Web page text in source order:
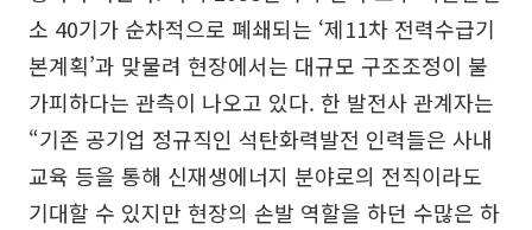
소 40기가 순차적으로 폐쇄되는 ‘제11차 전력수급기
본계획’과 맞물려 현장에서는 대규모 구조조정이 불
가피하다는 관측이 나오고 있다. 한 발전사 관계자는
“기존 공기업 정규직인 석탄화력발전 인력들은 사내
교육 등을 통해 신재생에너지 분야로의 전직이라도
기대할 수 있지만 현장의 손발 역할을 하던 수많은 하